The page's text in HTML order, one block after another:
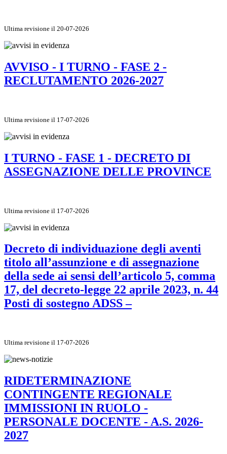
Ultima revisione il 20-07-2026
AVVISO - I TURNO - FASE 2 -
RECLUTAMENTO 2026-2027
Ultima revisione il 17-07-2026
I TURNO - FASE 1 - DECRETO DI
ASSEGNAZIONE DELLE PROVINCE
Ultima revisione il 17-07-2026
Decreto di individuazione degli aventi
titolo all’assunzione e di assegnazione
della sede ai sensi dell’articolo 5, comma
17, del decreto-legge 22 aprile 2023, n. 44
Posti di sostegno ADSS –
Ultima revisione il 17-07-2026
RIDETERMINAZIONE
CONTINGENTE REGIONALE
IMMISSIONI IN RUOLO -
PERSONALE DOCENTE - A.S. 2026-
2027